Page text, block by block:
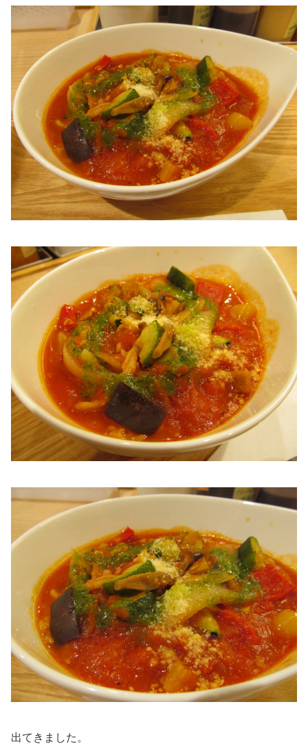
出てきました。